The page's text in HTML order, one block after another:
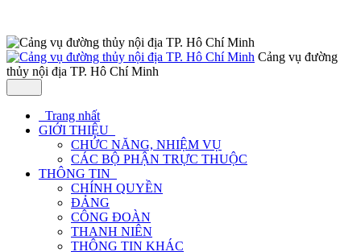
Cảng vụ đường
thủy nội địa TP. Hô Chí Minh
Trang nhất
GIỚI THIỆU
CHỨC NĂNG, NHIỆM VỤ
CÁC BỘ PHẬN TRỰC THUỘC
THÔNG TIN
CHÍNH QUYỀN
ĐẢNG
CÔNG ĐOÀN
THANH NIÊN
THÔNG TIN KHÁC